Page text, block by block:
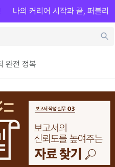
완전 정복
나의 커리어 시작과 끝, 퍼블리